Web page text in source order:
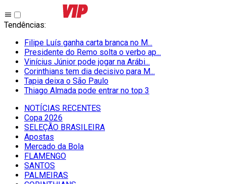
Tendências:
Filipe Luís ganha carta branca no M...
Presidente do Remo solta o verbo ap...
Vinícius Júnior pode jogar na Arábi...
Corinthians tem dia decisivo para M...
Tapia deixa o São Paulo
Thiago Almada pode entrar no top 3
NOTÍCIAS RECENTES
Copa 2026
SELEÇÃO BRASILEIRA
Apostas
Mercado da Bola
FLAMENGO
SANTOS
PALMEIRAS